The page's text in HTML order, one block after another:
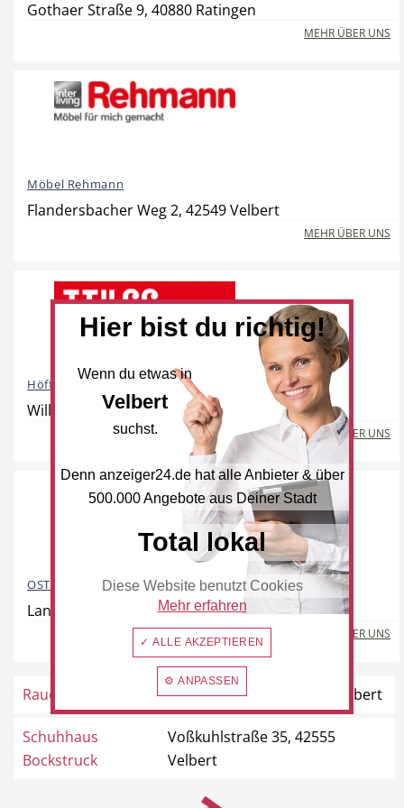
Beauty & Wellness Auto
Handwerk Sport & Freizeit
Dienstleistungen
Veranstaltungskalender
Öffentliche Einrichtungen
Gothaer Straße 9, 40880 Ratingen
MEHR ÜBER UNS
Möbel Rehmann
Flandersbacher Weg 2, 42549 Velbert
MEHR ÜBER UNS
Höffner Möbelhaus
Willy-Brandt-Ring , 41460 Neuss
MEHR ÜBER UNS
ANGEBOTE
14671
OSTERMANN Möbelhaus
Landstraße 40, 42781 Haan
MEHR ÜBER UNS
Rauch GmbH Bahnhofstraße 1, 42551 Velbert
Schuhhaus
Bockstruck
Voßkuhlstraße 35, 42555
Velbert
Hier bist du richtig!
Wenn du etwas in
Velbert
suchst.
Denn anzeiger24.de hat alle Anbieter & über
500.000 Angebote aus Deiner Stadt
Total lokal
Diese Website benutzt Cookies
Mehr erfahren
✓ ALLE AKZEPTIEREN
⚙ ANPASSEN